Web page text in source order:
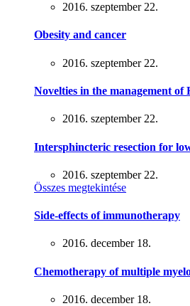
2016. szeptember 22.
Obesity and cancer
2016. szeptember 22.
Novelties in the management
2016. szeptember 22.
Intersphincteric resection for
2016. szeptember 22.
Összes megtekintése
Side-effects of immunotherapy
2016. december 18.
Chemotherapy of multiple
2016. december 18.